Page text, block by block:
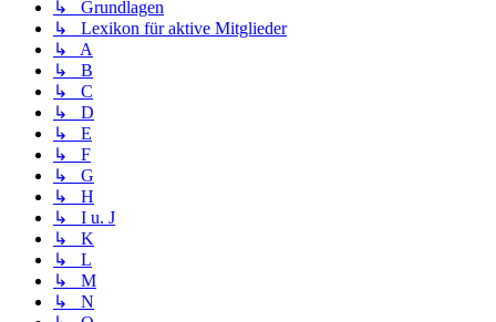
↳ Grundlagen
↳ Lexikon für aktive Mitglieder
↳ A
↳ B
↳ C
↳ D
↳ E
↳ F
↳ G
↳ H
↳ I u. J
↳ K
↳ L
↳ M
↳ N